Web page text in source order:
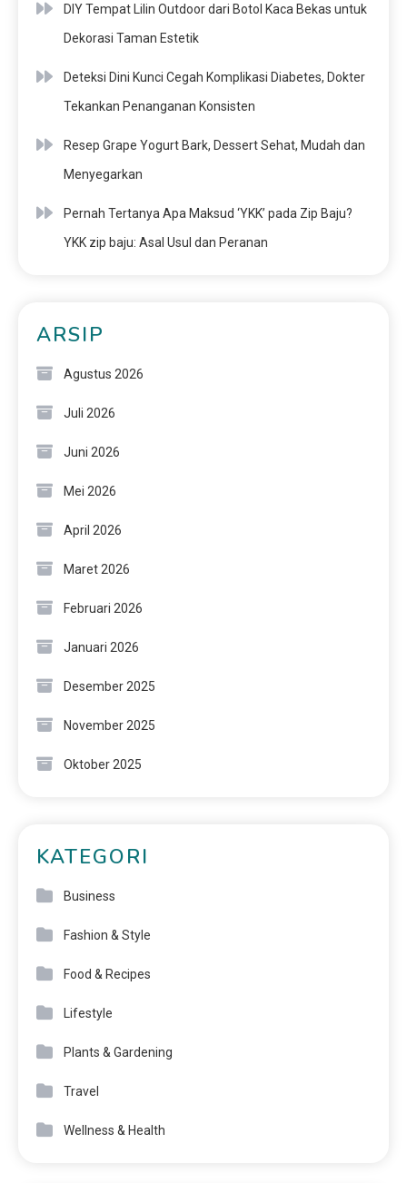
DIY Tempat Lilin Outdoor dari Botol Kaca Bekas untuk
Dekorasi Taman Estetik
Deteksi Dini Kunci Cegah Komplikasi Diabetes, Dokter
Tekankan Penanganan Konsisten
Resep Grape Yogurt Bark, Dessert Sehat, Mudah dan
Menyegarkan
Pernah Tertanya Apa Maksud ‘YKK’ pada Zip Baju?
YKK zip baju: Asal Usul dan Peranan
ARSIP
Agustus 2026
Juli 2026
Juni 2026
Mei 2026
April 2026
Maret 2026
Februari 2026
Januari 2026
Desember 2025
November 2025
Oktober 2025
KATEGORI
Business
Fashion & Style
Food & Recipes
Lifestyle
Plants & Gardening
Travel
Wellness & Health